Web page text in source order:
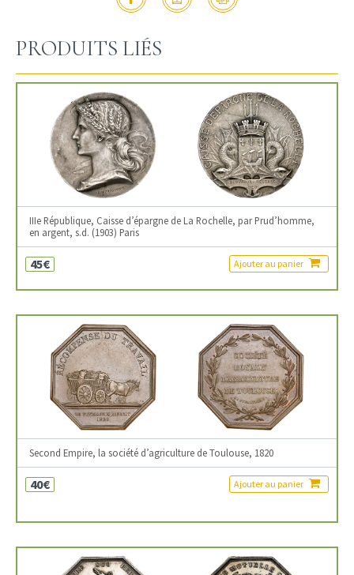
PRODUITS LIÉS
IIIe République, Caisse d’épargne de La Rochelle, par Prud’homme,
en argent, s.d. (1903) Paris
45€ Ajouter au panier
Second Empire, la société d’agriculture de Toulouse, 1820
40€ Ajouter au panier